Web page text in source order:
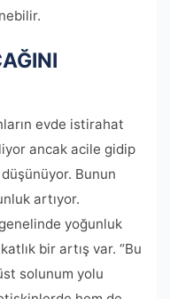
evde istirahat
ancak acile gidip
düşünüyor. Bunun
artıyor.
yoğunluk
bir artış var. “Bu
solunum yolu